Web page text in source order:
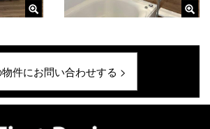
物件にお問い合わせする >